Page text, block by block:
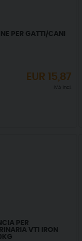
PER GATTI/CANI
EUR15,87
IVA incl.
PER
VT1 IRON